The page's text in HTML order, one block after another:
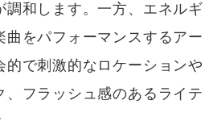
調和します。一方、エネルギ
曲をパフォーマンスするアー
的で刺激的なロケーションや
、フラッシュ感のあるライテ